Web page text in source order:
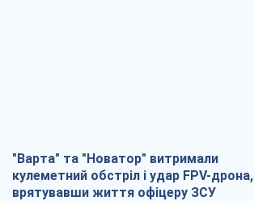
"Варта" та "Новатор" витримали
кулеметний обстріл і удар FPV-дрона,
врятувавши життя офіцеру ЗСУ